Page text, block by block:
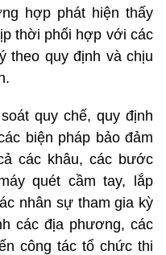
hợp phát hiện thấy
thời phối hợp với các
theo quy định và chịu
quy chế, quy định
biện pháp bảo đảm
các khâu, các bước
quét cầm tay, lắp
nhân sự tham gia kỳ
các địa phương, các
công tác tổ chức thi